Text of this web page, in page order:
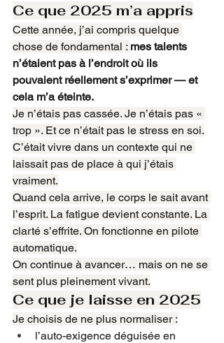
Ce que 2025 m’a appris
Cette année, j’ai compris quelque
chose de fondamental : mes talents
n’étaient pas à l’endroit où ils
pouvaient réellement s’exprimer — et
cela m’a éteinte.
Je n’étais pas cassée. Je n’étais pas «
trop ». Et ce n’était pas le stress en soi.
C’était vivre dans un contexte qui ne
laissait pas de place à qui j’étais
vraiment.
Quand cela arrive, le corps le sait avant
l’esprit. La fatigue devient constante. La
clarté s’effrite. On fonctionne en pilote
automatique.
On continue à avancer… mais on ne se
sent plus pleinement vivant.
Ce que je laisse en 2025
Je choisis de ne plus normaliser :
l’auto-exigence déguisée en